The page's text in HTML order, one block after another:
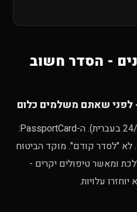
לפני שאתם משלמים כלום
(24/7 בעברית). ה-PassportCard:
"לסדר קודם". מוקד הביטוח
ומאשר טיפולים יקרים -
עלויות.